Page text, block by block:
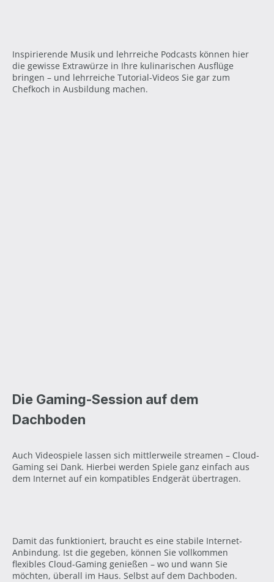
Inspirierende Musik und lehrreiche Podcasts können hier
die gewisse Extrawürze in Ihre kulinarischen Ausflüge
bringen – und lehrreiche Tutorial-Videos Sie gar zum
Chefkoch in Ausbildung machen.
Die Gaming-Session auf dem
Dachboden
Auch Videospiele lassen sich mittlerweile streamen – Cloud-
Gaming sei Dank. Hierbei werden Spiele ganz einfach aus
dem Internet auf ein kompatibles Endgerät übertragen.
Damit das funktioniert, braucht es eine stabile Internet-
Anbindung. Ist die gegeben, können Sie vollkommen
flexibles Cloud-Gaming genießen – wo und wann Sie
möchten, überall im Haus. Selbst auf dem Dachboden.